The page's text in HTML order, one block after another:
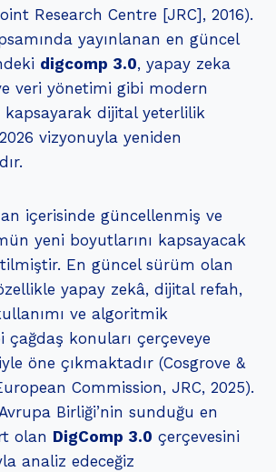
Research Centre [JRC], 2016).
yayınlanan en güncel
digcomp 3.0, yapay zeka
veri yönetimi gibi modern
dijital yeterlilik
vizyonuyla yeniden
içerisinde güncellenmiş ve
yeni boyutlarını kapsayacak
En güncel sürüm olan
yapay zekâ, dijital refah,
ve algoritmik
çağdaş konuları çerçeveye
öne çıkmaktadır (Cosgrove &
Commission, JRC, 2025).
Birliği’nin sunduğu en
olan DigComp 3.0 çerçevesini
analiz edeceğiz